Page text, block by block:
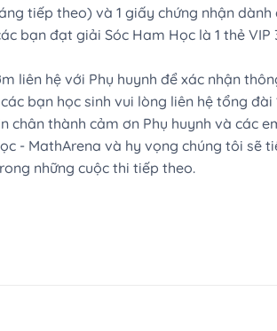
tiếp theo) và 1 giấy chứng nhận
bạn đạt giải Sóc Ham Học là 1 thẻ VIP
liên hệ với Phụ huynh để xác nhận
bạn học sinh vui lòng liên hệ tổng đài
chân thành cảm ơn Phụ huynh và các
- MathArena và hy vọng chúng tôi sẽ
những cuộc thi tiếp theo.